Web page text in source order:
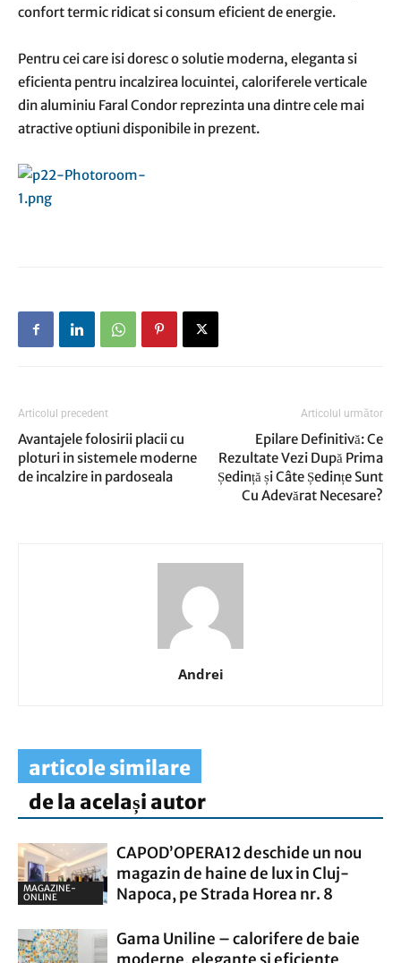
confort termic ridicat si consum eficient de energie.
Pentru cei care isi doresc o solutie moderna, eleganta si
eficienta pentru incalzirea locuintei, caloriferele verticale
din aluminiu Faral Condor reprezinta una dintre cele mai
atractive optiuni disponibile in prezent.
Articolul precedent
Avantajele folosirii placii cu
ploturi in sistemele moderne
de incalzire in pardoseala
Articolul următor
Epilare Definitivă: Ce
Rezultate Vezi După Prima
Ședință și Câte Ședințe Sunt
Cu Adevărat Necesare?
Andrei
articole similare
de la același autor
MAGAZINE-
ONLINE
CAPOD’OPERA12 deschide un nou
magazin de haine de lux in Cluj-
Napoca, pe Strada Horea nr. 8
Gama Uniline – calorifere de baie